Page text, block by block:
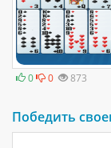
0 0 873
Победить